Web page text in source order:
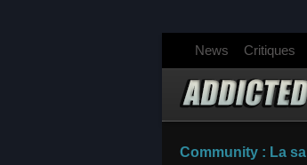
News Critiques
Community : La